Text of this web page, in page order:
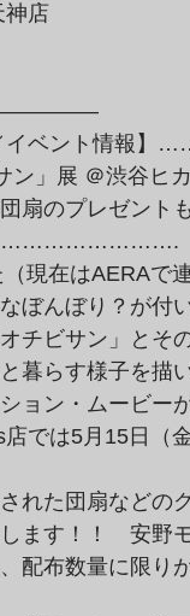
神店
店／イベント情
」展 ＠渋谷ヒ
扇のプレゼント
現在はAERAで
ぼんぼり？が付
チビサン」とそ
暮らす様子を描
ョン・ムービー
では5月15日（
れた団扇などの
ます！！　安野
配布数量に限り